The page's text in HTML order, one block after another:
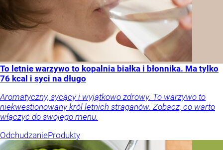
To letnie warzywo to kopalnia białka i błonnika. Ma tylko
76 kcal i syci na długo
Aromatyczny, sycący i wyjątkowo zdrowy. To warzywo to
niekwestionowany król letnich straganów. Zobacz, co warto
włączyć do swojego menu.
OdchudzanieProdukty